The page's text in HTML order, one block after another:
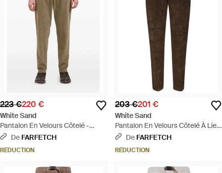
223 €220 €
White Sand
Pantalon En Velours Côtelé -
Neutre
De FARFETCH
RÉDUCTION
203 €201 €
White Sand
Pantalon En Velours Côtelé À Lien
De Resserrage - Marron
De FARFETCH
RÉDUCTION